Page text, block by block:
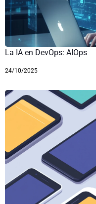
La IA en DevOps: AIOps
24/10/2025